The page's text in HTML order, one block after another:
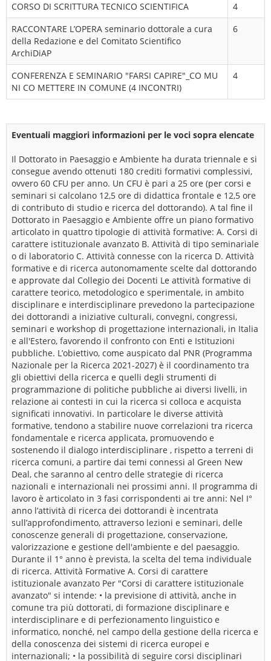
CORSO DI SCRITTURA TECNICO SCIENTIFICA
4
RACCONTARE L’OPERA seminario dottorale a cura
della Redazione e del Comitato Scientifico
ArchiDiAP
6
CONFERENZA E SEMINARIO "FARSI CAPIRE"_CO MU
NI CO METTERE IN COMUNE (4 INCONTRI)
4
Eventuali maggiori informazioni per le voci sopra elencate
Il Dottorato in Paesaggio e Ambiente ha durata triennale e si
consegue avendo ottenuti 180 crediti formativi complessivi,
ovvero 60 CFU per anno. Un CFU è pari a 25 ore (per corsi e
seminari si calcolano 12,5 ore di didattica frontale e 12,5 ore
di contributo di studio e ricerca del dottorando). A tal fine il
Dottorato in Paesaggio e Ambiente offre un piano formativo
articolato in quattro tipologie di attività formative: A. Corsi di
carattere istituzionale avanzato B. Attività di tipo seminariale
o di laboratorio C. Attività connesse con la ricerca D. Attività
formative e di ricerca autonomamente scelte dal dottorando
e approvate dal Collegio dei Docenti Le attività formative di
carattere teorico, metodologico e sperimentale, in ambito
disciplinare e interdisciplinare prevedono la partecipazione
dei dottorandi a iniziative culturali, convegni, congressi,
seminari e workshop di progettazione internazionali, in Italia
e all'Estero, favorendo il confronto con Enti e Istituzioni
pubbliche. L’obiettivo, come auspicato dal PNR (Programma
Nazionale per la Ricerca 2021-2027) è il coordinamento tra
gli obiettivi della ricerca e quelli degli strumenti di
programmazione di politiche pubbliche ai diversi livelli, in
relazione ai contesti in cui la ricerca si colloca e acquista
significati innovativi. In particolare le diverse attività
formative, tendono a stabilire nuove correlazioni tra ricerca
fondamentale e ricerca applicata, promuovendo e
sostenendo il dialogo interdisciplinare , rispetto a terreni di
ricerca comuni, a partire dai temi connessi al Green New
Deal, che saranno al centro delle strategie di ricerca
nazionali e internazionali nei prossimi anni. Il programma di
lavoro è articolato in 3 fasi corrispondenti ai tre anni: Nel I°
anno l’attività di ricerca dei dottorandi è incentrata
sull’approfondimento, attraverso lezioni e seminari, delle
conoscenze generali di progettazione, conservazione,
valorizzazione e gestione dell'ambiente e del paesaggio.
Durante il 1° anno è prevista, la scelta del tema individuale
di ricerca. Attività Formative A. Corsi di carattere
istituzionale avanzato Per "Corsi di carattere istituzionale
avanzato" si intende: • la previsione di attività, anche in
comune tra più dottorati, di formazione disciplinare e
interdisciplinare e di perfezionamento linguistico e
informatico, nonché, nel campo della gestione della ricerca e
della conoscenza dei sistemi di ricerca europei e
internazionali; • la possibilità di seguire corsi disciplinari